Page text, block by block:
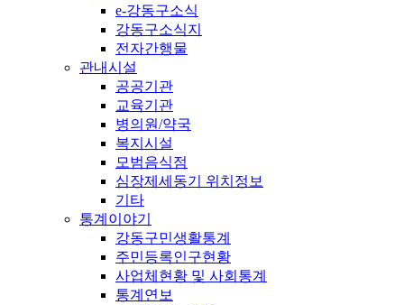
e-강동구소식
강동구소식지
전자간행물
관내시설
공공기관
교육기관
병의원/약국
복지시설
모범음식점
심장제세동기 위치정보
기타
통계이야기
강동구민생활통계
주민등록인구현황
사업체현황 및 사회통계
통계연보